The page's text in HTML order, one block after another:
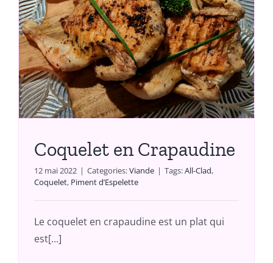
Coquelet en Crapaudine
12 mai 2022 | Categories:Viande | Tags:All-Clad,
Coquelet, Piment d’Espelette
Le coquelet en crapaudine est un plat qui
est[...]